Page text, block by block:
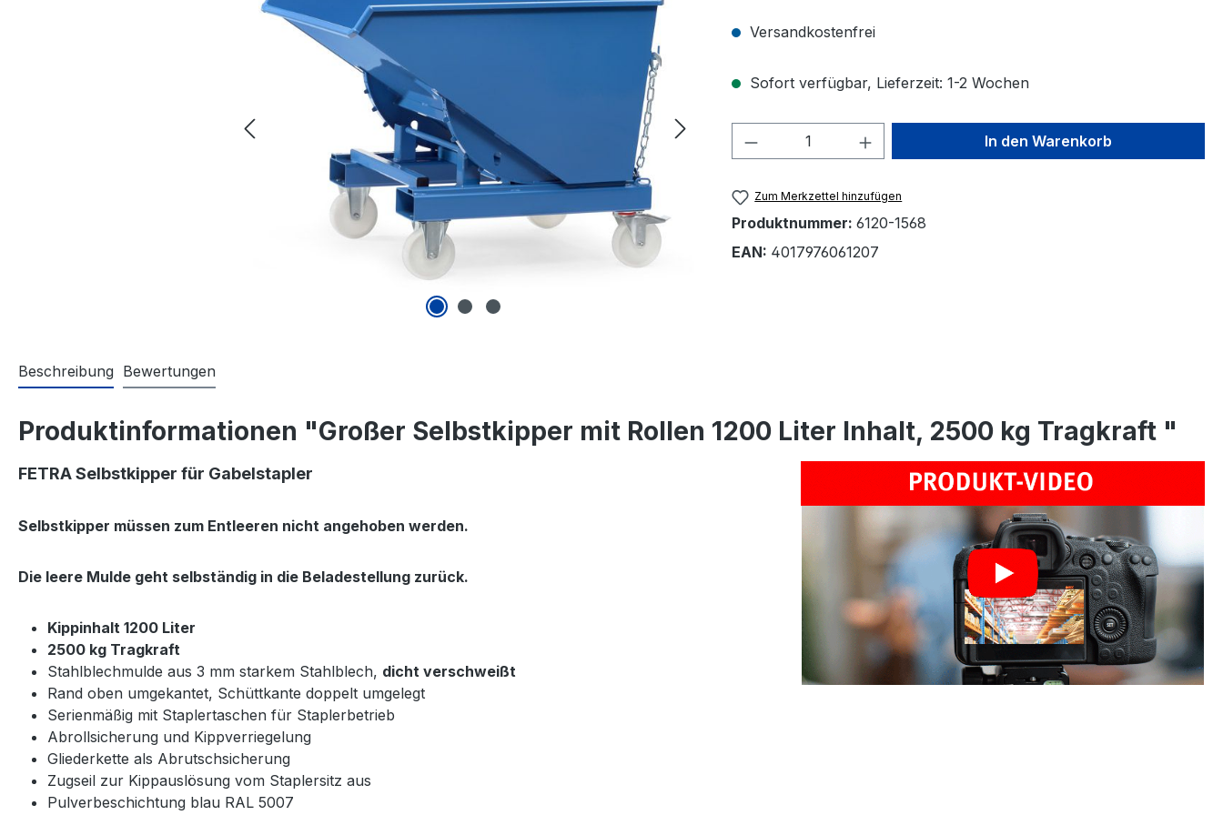
Versandkostenfrei
Sofort verfügbar, Lieferzeit: 1-2 Wochen
Produkt Anzahl: Gib den gewünschten Wert
In den Warenkorb
Zum Merkzettel hinzufügen
Produktnummer: 6120-1568
EAN: 4017976061207
Beschreibung Bewertungen
Produktinformationen "Großer Selbstkipper mit Rollen 1200 Liter Inhalt, 2500 kg Tragkraft "
FETRASelbstkipper für Gabelstapler
Selbstkipper müssen zum Entleeren nicht angehoben werden.
Die leere Mulde geht selbständig in die Beladestellung zurück.
Kippinhalt 1200 Liter
2500 kg Tragkraft
Stahlblechmulde aus 3 mm starkem Stahlblech, dicht verschweißt
Rand oben umgekantet, Schüttkante doppelt umgelegt
Serienmäßig mit Staplertaschen für Staplerbetrieb
Abrollsicherung und Kippverriegelung
Gliederkette als Abrutschsicherung
Zugseil zur Kippauslösung vom Staplersitz aus
Pulverbeschichtung blau RAL 5007